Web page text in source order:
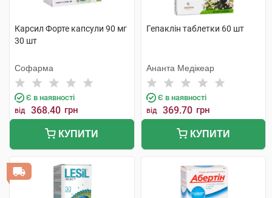
Карсил Форте капсули 90 мг
30 шт
Софарма
Є в наявності
від 368.40 грн
КУПИТИ
Гепаклін таблетки 60 шт
Ананта Медікеар
Є в наявності
від 369.70 грн
КУПИТИ